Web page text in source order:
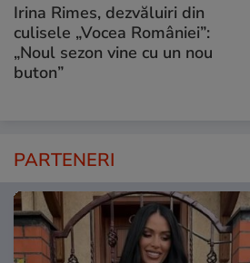
Irina Rimes, dezvăluiri din
culisele „Vocea României”:
„Noul sezon vine cu un nou
buton”
PARTENERI